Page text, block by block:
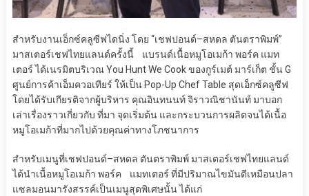
สำหรับงานเอ็กซ์คลูซีฟไดนิ่ง โดย “เชฟปอนด์–สหดล ตันตราพิมพ์”
มาสเตอร์เชฟไทยแลนด์ครั้งนี้ แบรนด์เนื้อหมูโอเมก้า พอร์ค แมท
เตอร์ได้เนรมิตบริเวณYou Hunt We Cookของกูร์เมต์ มาร์เกต ชั้นG
ศูนย์การค้าเอ็มควอเทียร์ ให้เป็น Pop-Up Chef Table สุดเอ็กซ์คลูซีฟ
โดยได้รับเกียรติจากผู้บริหาร คุณอินทนนท์จิราวณิชานันท์ มาบอก
เล่าเรื่องราวเกี่ยวกับ ที่มา จุดเริ่มต้น และกระบวนการผลิตจนได้เนื้อ
หมูโอเมก้าที่มากไปด้วยคุณค่าทางโภชนาการ
สำหรับเมนูที่เชฟปอนด์–สหดล ตันตราพิมพ์ มาสเตอร์เชฟไทยแลนด์
ได้นำเนื้อหมูโอเมก้า พอร์ค แมทเตอร์ ที่มีปริมาณไขมันดีเหมือนปลา
แซลมอนมารังสรรค์เป็นเมนูสุดพิเศษนั้น ได้แก่